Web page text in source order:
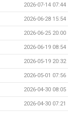
2026-07-14 07:44
2026-06-28 15:54
2026-06-25 20:00
2026-06-19 08:54
2026-05-19 20:32
2026-05-01 07:56
2026-04-30 08:05
2026-04-30 07:21